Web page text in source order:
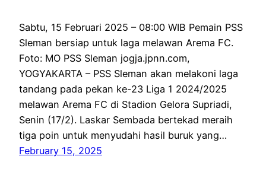
Sabtu, 15 Februari 2025 – 08:00 WIB Pemain PSS
Sleman bersiap untuk laga melawan Arema FC.
Foto: MO PSS Sleman jogja.jpnn.com,
YOGYAKARTA – PSS Sleman akan melakoni laga
tandang pada pekan ke-23 Liga 1 2024/2025
melawan Arema FC di Stadion Gelora Supriadi,
Senin (17/2). Laskar Sembada bertekad meraih
tiga poin untuk menyudahi hasil buruk yang…
February 15, 2025